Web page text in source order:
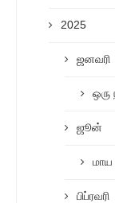
2025
ஜனவரி
ஜூன்
பிப்ரவரி